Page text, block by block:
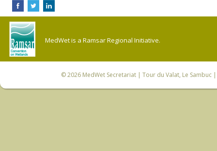
MedWet is a Ramsar Regional Initiative.
© 2026 MedWet Secretariat| Tour du Valat, Le Sambuc